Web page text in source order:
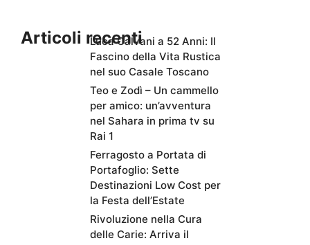
Articoli recentiLuca Calvani a 52 Anni: Il
Fascino della Vita Rustica
nel suo Casale Toscano
Teo e Zodì – Un cammello
per amico: un’avventura
nel Sahara in prima tv su
Rai 1
Ferragosto a Portata di
Portafoglio: Sette
Destinazioni Low Cost per
la Festa dell’Estate
Rivoluzione nella Cura
delle Carie: Arriva il